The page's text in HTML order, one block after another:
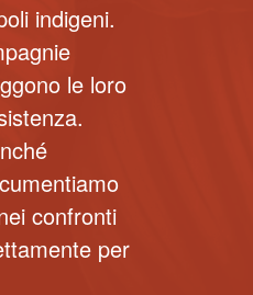
indigeni.
le loro
confronti
per